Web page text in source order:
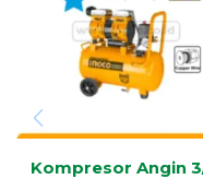
Kompresor Angin